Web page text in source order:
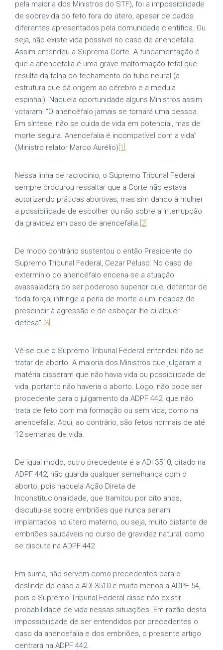
pela maioria dos Ministros do STF), foi a impossibilidade
de sobrevida do feto fora do útero, apesar de dados
diferentes apresentados pela comunidade científica. Ou
seja, não existe vida possível no caso de anencefalia.
Assim entendeu a Suprema Corte. A fundamentação é
que a anencefalia é uma grave malformação fetal que
resulta da falha do fechamento do tubo neural (a
estrutura que dá origem ao cérebro e a medula
espinhal). Naquela oportunidade alguns Ministros assim
votaram: “O anencéfalo jamais se tornará uma pessoa.
Em síntese, não se cuida de vida em potencial, mas de
morte segura. Anencefalia é incompatível com a vida”
(Ministro relator Marco Aurélio) [1] .
Nessa linha de raciocínio, o Supremo Tribunal Federal
sempre procurou ressaltar que a Corte não estava
autorizando práticas abortivas, mas sim dando à mulher
a possibilidade de escolher ou não sobre a interrupção
da gravidez em caso de anencefalia. [2]
De modo contrário sustentou o então Presidente do
Supremo Tribunal Federal, Cezar Peluso: No caso de
extermínio do anencéfalo encena-se a atuação
avassaladora do ser poderoso superior que, detentor de
toda força, infringe a pena de morte a um incapaz de
prescindir à agressão e de esboçar-lhe qualquer
defesa”. [3]
Vê-se que o Supremo Tribunal Federal entendeu não se
tratar de aborto. A maioria dos Ministros que julgaram a
matéria disseram que não havia vida ou possibilidade de
vida, portanto não haveria o aborto. Logo, não pode ser
procedente para o julgamento da ADPF 442, que não
trata de feto com má formação ou sem vida, como na
anencefalia. Aqui, ao contrário, são fetos normais de até
12 semanas de vida.
De igual modo, outro precedente é a ADI 3510, citado na
ADPF 442, não guarda qualquer semelhança com o
aborto, pois naquela Ação Direta de
Inconstitucionalidade, que tramitou por oito anos,
discutiu-se sobre embriões que nunca seriam
implantados no útero materno, ou seja, muito distante de
embriões saudáveis no curso de gravidez natural, como
se discute na ADPF 442.
Em suma, não servem como precedentes para o
deslinde do caso a ADI 3510 e muito menos a ADPF 54,
pois o Supremo Tribunal Federal disse não existir
probabilidade de vida nessas situações. Em razão desta
impossibilidade de ser entendidos por precedentes o
caso da anencefalia e dos embriões, o presente artigo
centrará na ADPF 442.